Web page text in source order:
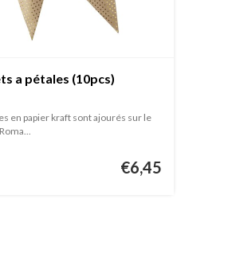
a pétales (10pcs)
en papier kraft sont ajourés sur le
€6,45